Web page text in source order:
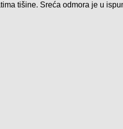
tišine. Sreća odmora je u